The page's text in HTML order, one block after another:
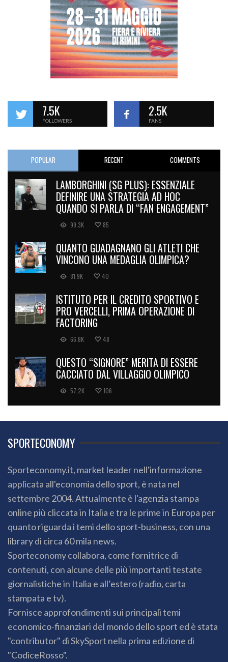
7.5K
FOLLOWERS
2.5K
FANS
POPULAR RECENT COMMENTS
LAMBORGHINI (SG PLUS): ESSENZIALE
DEFINIRE UNA STRATEGIA AD HOC
QUANDO SI PARLA DI “FAN ENGAGEMENT”
99.3K 85
QUANTO GUADAGNANO GLI ATLETI CHE
VINCONO UNA MEDAGLIA OLIMPICA?
81.9K 40
ISTITUTO PER IL CREDITO SPORTIVO E
PRO VERCELLI, PRIMA OPERAZIONE DI
FACTORING
66.8K 48
QUESTO “SIGNORE” MERITA DI ESSERE
CACCIATO DAL VILLAGGIO OLIMPICO
57.2K 106
SPORTECONOMY
Sporteconomy.it, market leader nell'informazione
applicata all'economia dello sport, è nata nel
settembre 2004. Attualmente è l'agenzia stampa
online più cliccata in Italia e tra le prime in Europa per
quanto riguarda i temi dello sport-business, con una
library di circa 60 mila news.
Sporteconomy collabora, come fornitrice di
contenuti, con alcune delle più importanti testate
giornalistiche in Italia e all’estero (radio, carta
stampata e tv).
Fornisce approfondimenti sui principali temi
economico-finanziari del mondo dello sport ed è stata
"contributor" di SkySport nella prima edizione di
"CodiceRosso".